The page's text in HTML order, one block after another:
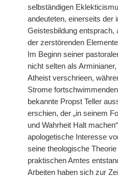
selbständigen
andeuteten, einerseits der
Geistesbildung entsprach,
der zerstörenden
Im Beginn seiner
nicht selten als
Atheist verschrieen,
Strome
bekannte Propst Teller
erschien, der „in seinem
und Wahrheit Halt
apologetische Interesse
seine theologische
praktischen Amtes
Arbeiten haben sich zur